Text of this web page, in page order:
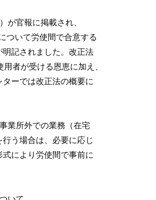
が官報に掲載され、
ついて労使間で合意する
記されました。改正法
者が受ける恩恵に加え、
ーでは改正法の概要に
業所外での業務（在宅
う場合は、必要に応じ
により労使間で事前に